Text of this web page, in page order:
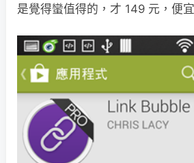
是覺得蠻值得的，才 149 元，便宜